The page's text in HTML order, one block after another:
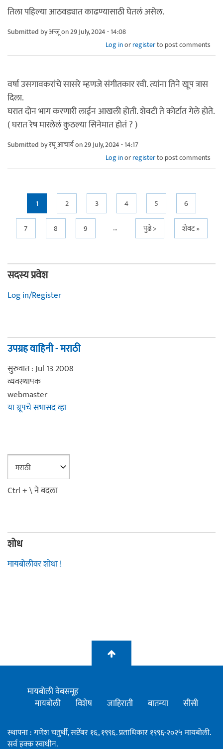
तिला पहिल्या आठवड्यात काढण्यासाठी घेतलं असेल.
Submitted byअन्जूon 29 July, 2024 - 14:08
Log inorregisterto post comments
वर्षा उसगावकरांचे सासरे म्हणजे संगीतकार रवी. त्यांना तिने खूप त्रास
दिला.
घरात दोन भाग करणारी लाईन आखली होती. शेवटी ते कोर्टात गेले होते.
( घरात रेष मारलेलं कुठल्या सिनेमात होतं ? )
Submitted byरघू आचार्यon 29 July, 2024 - 14:17
Log inorregisterto post comments
Pages
1 2 3 4 5
6
7
8 9 … पुढे > शेवट »
सदस्य प्रवेश
Log in/Register
उपग्रह वाहिनी - मराठी
सुरुवात : Jul 13 2008
व्यवस्थापक
webmaster
या ग्रूपचे सभासद व्हा
Ctrl + \ ने बदला
शोध
मायबोलीवर शोधा !
मायबोली वेबसमूह
मायबोली
विशेष जाहिराती बातम्या सीसी
स्थापना : गणेश चतुर्थी, सप्टेंबर १६, १९९६. प्रताधिकार १९९६-२०२५ मायबोली.
सर्व हक्क स्वाधीन.